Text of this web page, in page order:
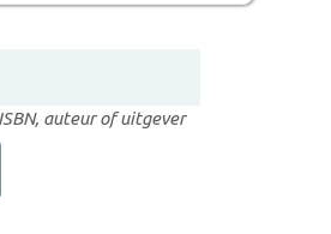
auteur of uitgever